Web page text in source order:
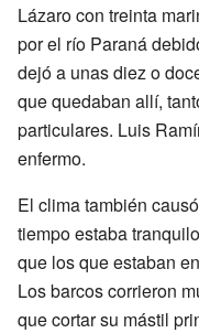
Lázaro con treinta
por el río Paraná
dejó a unas diez o
que quedaban allí,
particulares. Luis
enfermo.
El clima también
tiempo estaba
que los que estaban
Los barcos corrieron
que cortar su mástil